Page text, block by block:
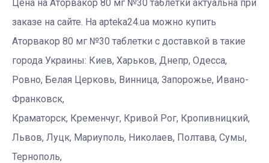
Цена на Аторвакор 80 мг №30 таблетки актуальна при
заказе на сайте. На apteka24.ua можно купить
Аторвакор 80 мг №30 таблетки с доставкой в такие
города Украины: Киев, Харьков, Днепр, Одесса,
Ровно, Белая Церковь, Винница, Запорожье, Ивано-
Франковск,
Краматорск, Кременчуг, Кривой Рог, Кропивницкий,
Львов, Луцк, Мариуполь, Николаев, Полтава, Сумы,
Тернополь,